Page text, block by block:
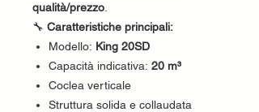
qualità/prezzo
🔧 Caratteristiche principali:
Modello: King 20SD
Capacità indicativa: 20 m³
Coclea verticale
Struttura solida e collaudata